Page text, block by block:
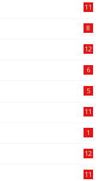
11
8
12
6
5
11
1
12
11